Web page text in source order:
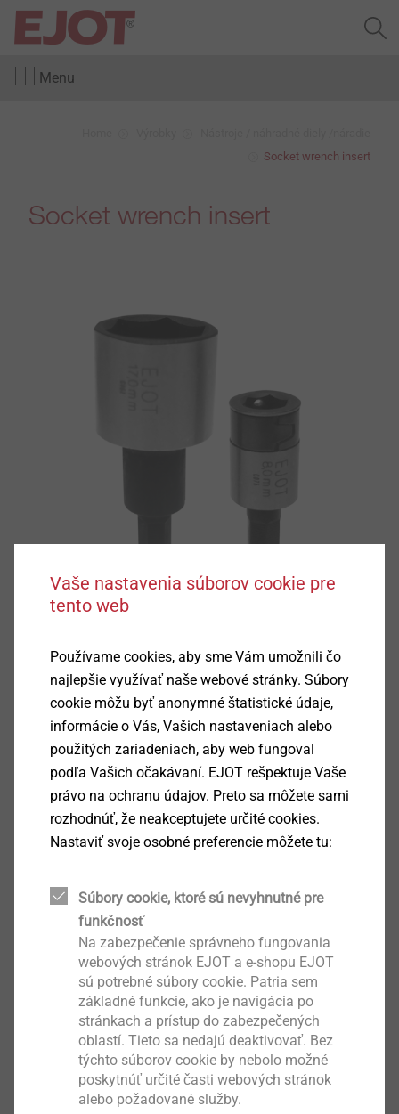
Menu
Socket wrench insert
Socket wrench insert
Podrobnosti k výrobku
Oblast použití
For fastening all EJOT fasteners with hexagon
head
Vlastnosti
Secure fit of the screw
Technické údaje
Unašeč: 1/4″ šestihran DIN/ISO 1173 - E 6,3
Ke stažení
Product data sheet.pdf 157 KB
Vaše nastavenia súborov cookie pre
tento web
Používame cookies, aby sme Vám umožnili čo
najlepšie využívať naše webové stránky. Súbory
cookie môžu byť anonymné štatistické údaje,
informácie o Vás, Vašich nastaveniach alebo
použitých zariadeniach, aby web fungoval
podľa Vašich očakávaní. EJOT rešpektuje Vaše
právo na ochranu údajov. Preto sa môžete sami
rozhodnúť, že neakceptujete určité cookies.
Nastaviť svoje osobné preferencie môžete tu:
Súbory cookie, ktoré sú nevyhnutné pre
funkčnosť
Na zabezpečenie správneho fungovania
webových stránok EJOT a e-shopu EJOT
sú potrebné súbory cookie. Patria sem
základné funkcie, ako je navigácia po
stránkach a prístup do zabezpečených
oblastí. Tieto sa nedajú deaktivovať. Bez
týchto súborov cookie by nebolo možné
poskytnúť určité časti webových stránok
alebo požadované služby.